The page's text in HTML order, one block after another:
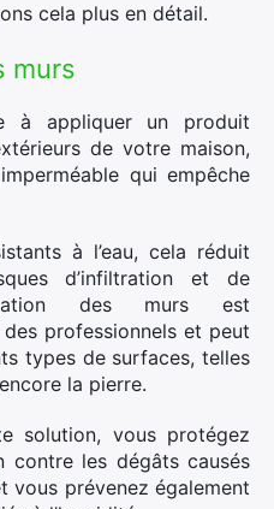
cela plus en détail.
murs
à appliquer un produit
de votre maison,
qui empêche
à l’eau, cela réduit
d’infiltration et de
des murs est
professionnels et peut
types de surfaces, telles
la pierre.
solution, vous protégez
contre les dégâts causés
vous prévenez également
×